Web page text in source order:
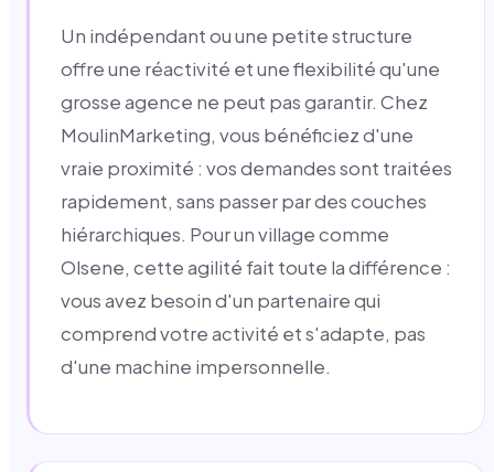
Un indépendant ou une petite structure
offre une réactivité et une flexibilité qu'une
grosse agence ne peut pas garantir. Chez
MoulinMarketing, vous bénéficiez d'une
vraie proximité : vos demandes sont traitées
rapidement, sans passer par des couches
hiérarchiques. Pour un village comme
Olsene, cette agilité fait toute la différence :
vous avez besoin d'un partenaire qui
comprend votre activité et s'adapte, pas
d'une machine impersonnelle.